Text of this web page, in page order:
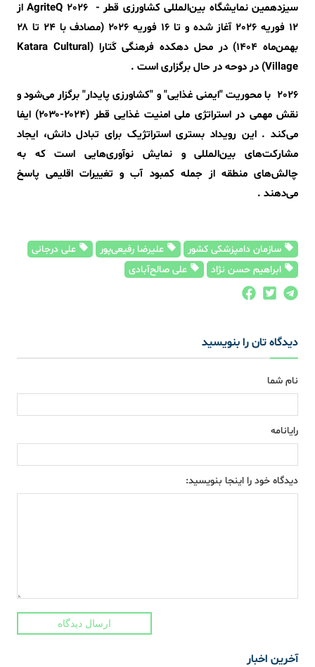
سیزدهمین نمایشگاه بین‌المللی کشاورزی قطر - AgriteQ 2026 از
۱۲ فوریه 2026 آغاز شده و تا ۱۶ فوریه ۲۰۲۶ (مصادف با ۲۴ تا ۲۸
بهمن‌ماه ۱۴۰۴) در محل دهکده فرهنگی کَتارا (Katara Cultural
Village) در دوحه در حال برگزاری است .
2026 با محوریت "ایمنی غذایی" و "کشاورزی پایدار" برگزار می‌شود و
نقش مهمی در استراتژی ملی امنیت غذایی قطر (۲۰۲۴-۲۰۳۰) ایفا
می‌کند . این رویداد بستری استراتژیک برای تبادل دانش، ایجاد
مشارکت‌های بین‌المللی و نمایش نوآوری‌هایی است که به
چالش‌های منطقه از جمله کمبود آب و تغییرات اقلیمی پاسخ
می‌دهند .
سازمان دامپزشکی کشور علیرضا رفیعی‌پور
علی درجانی
ابراهیم حسن نژاد
علی صالح‌آبادی
دیدگاه تان را بنویسید
نام شما
رایانامه
دیدگاه خود را اینجا بنویسید:
ارسال دیدگاه
آخرین اخبار